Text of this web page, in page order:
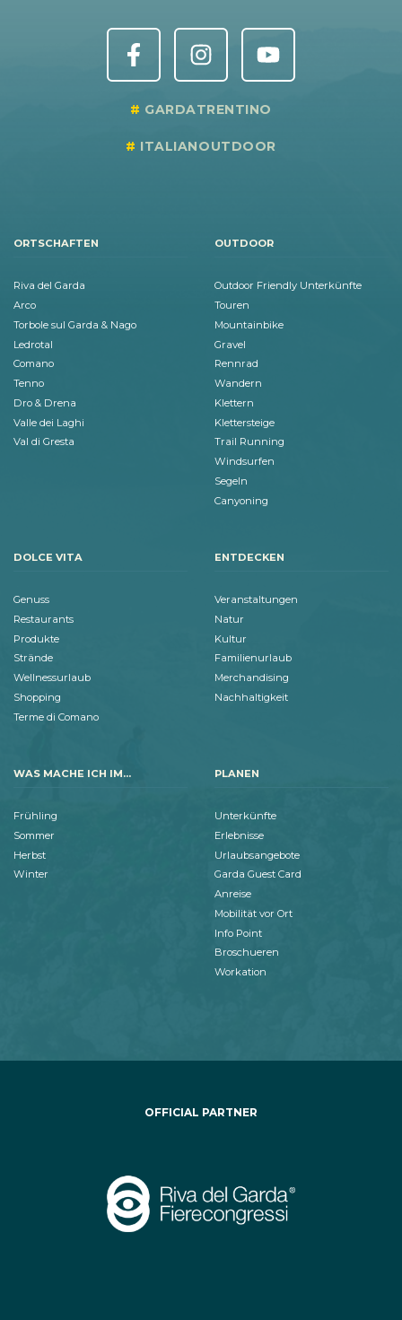
GARDATRENTINO
ITALIANOUTDOOR
ORTSCHAFTEN
Riva del Garda
Arco
Torbole sul Garda & Nago
Ledrotal
Comano
Tenno
Dro & Drena
Valle dei Laghi
Val di Gresta
OUTDOOR
Outdoor Friendly Unterkünfte
Touren
Mountainbike
Gravel
Rennrad
Wandern
Klettern
Klettersteige
Trail Running
Windsurfen
Segeln
Canyoning
DOLCE VITA
Genuss
Restaurants
Produkte
Strände
Wellnessurlaub
Shopping
Terme di Comano
ENTDECKEN
Veranstaltungen
Natur
Kultur
Familienurlaub
Merchandising
Nachhaltigkeit
WAS MACHE ICH IM...
Frühling
Sommer
Herbst
Winter
PLANEN
Unterkünfte
Erlebnisse
Urlaubsangebote
Garda Guest Card
Anreise
Mobilität vor Ort
Info Point
Broschueren
Workation
OFFICIAL PARTNER